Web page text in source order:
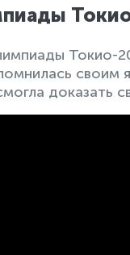
Токио-
своим
доказать